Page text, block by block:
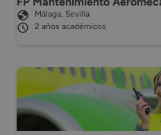
Málaga, Sevilla
2 años académicos